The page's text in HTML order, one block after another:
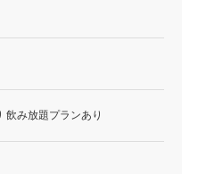
飲み放題プランあり